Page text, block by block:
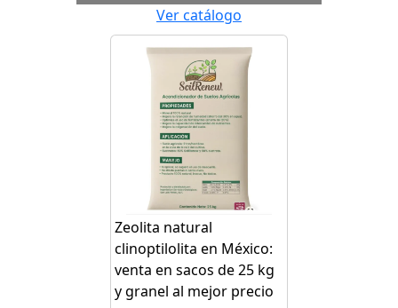
Ver catálogo
Zeolita natural
clinoptilolita en México:
venta en sacos de 25 kg
y granel al mejor precio